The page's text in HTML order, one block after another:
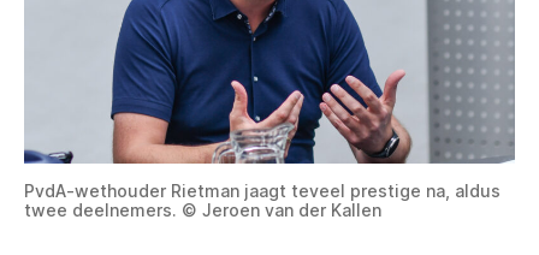
PvdA-wethouder Rietman jaagt teveel prestige na, aldus
twee deelnemers. © Jeroen van der Kallen